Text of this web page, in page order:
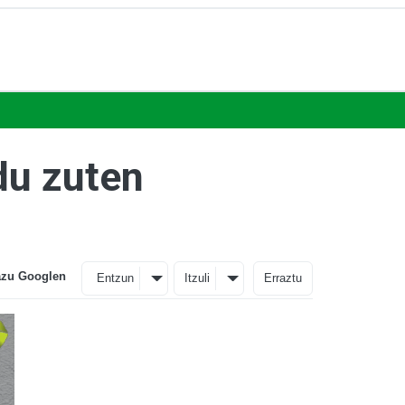
zuten
Googlen Entzun Itzuli Erraztu